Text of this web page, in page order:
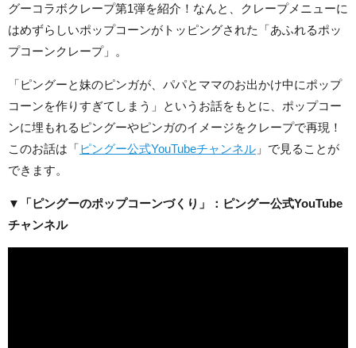
グーコラボクレープ第1弾を紹介！なんと、クレープメニューに
はめずらしいポップコーンがトッピングされた「あふれるポッ
プコーンクレープ」。
「ピングーと妹のピンガが、パパとママのお出かけ中にポップ
コーンを作りすぎてしまう」というお話をもとに、ポップコー
ンに埋もれるピングーやピンガのイメージをクレープで再現！
このお話は「ピングー公式YouTubeチャンネル 」で見ることが
できます。
▼「ピングーのポップコーンづくり」：ピングー公式YouTube
チャンネル